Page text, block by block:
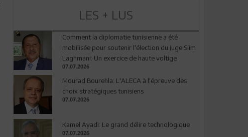
LES + LUS
Comment la diplomatie tunisienne a été
mobilisée pour soutenir l'élection du juge Slim
Laghmani: Un exercice de haute voltige
07.07.2026
Mourad Bourehla: L'ALECA à l'épreuve des
choix stratégiques tunisiens
07.07.2026
Kamel Ayadi: Le grand délire technologique
07.07.2026